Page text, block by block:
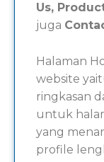
Us,
juga
Halaman
website
ringkasan
untuk
yang
profile